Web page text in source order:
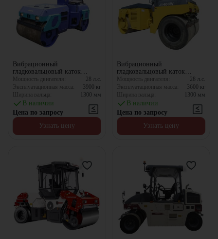
Вибрационный
гладковальцовый каток
Komatsu JV40DW-3
Мощность двигателя: 28 л.с.
Эксплуатационная масса:
3900 кг
Ширина вальца:
1300 мм
В наличии
Цена по запросу
Узнать цену
Вибрационный
гладковальцовый каток
Komatsu JV40CW-3
Мощность двигателя: 28 л.с.
Эксплуатационная масса:
3600 кг
Ширина вальца:
1300 мм
В наличии
Цена по запросу
Узнать цену